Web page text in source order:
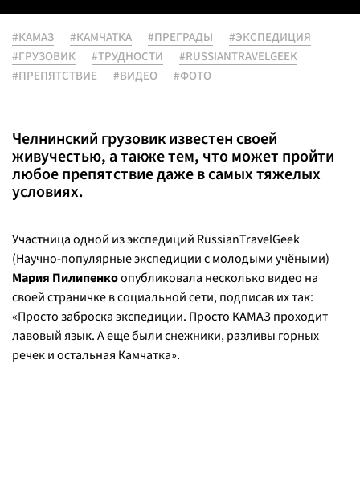
#КАМАЗ #КАМЧАТКА #ПРЕГРАДЫ
#ЭКСПЕДИЦИЯ
#ГРУЗОВИК
#ТРУДНОСТИ
#RUSSIANTRAVELGEEK
#ПРЕПЯТСТВИЕ
#ВИДЕО #ФОТО
Челнинский грузовик известен своей
живучестью, а также тем, что может пройти
любое препятствие даже в самых тяжелых
условиях.
Участница одной из экспедиций RussianTravelGeek
(Научно-популярные экспедиции с молодыми учёными)
Мария Пилипенкоопубликовала несколько видео на
своей страничке в социальной сети, подписав их так:
«Просто заброска экспедиции. Просто КАМАЗ проходит
лавовый язык. А еще были снежники, разливы горных
речек и остальная Камчатка».